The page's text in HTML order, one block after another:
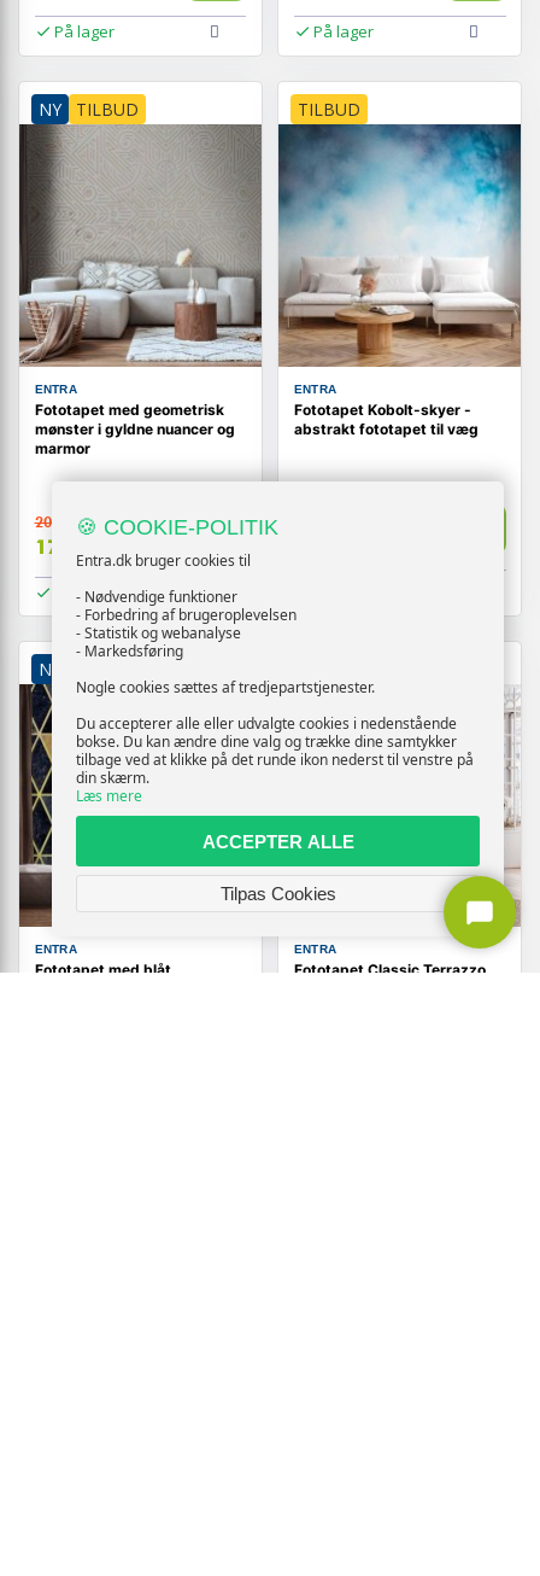
På lager På lager
NY TILBUD
ENTRA
Fototapet med geometrisk
mønster i gyldne nuancer og
marmor
209,-
179,- Vis
På lager
TILBUD
ENTRA
Fototapet Kobolt-skyer -
abstrakt fototapet til væg
NY
ENTRA
Fototapet med blåt
ENTRA
Fototapet Classic Terrazzo
🍪 COOKIE-POLITIK
Entra.dk bruger cookies til
- Nødvendige funktioner
- Forbedring af brugeroplevelsen
- Statistik og webanalyse
- Markedsføring
Nogle cookies sættes af tredjepartstjenester.
Du accepterer alle eller udvalgte cookies i nedenstående
bokse. Du kan ændre dine valg og trække dine samtykker
tilbage ved at klikke på det runde ikon nederst til venstre på
din skærm.
Læs mere
ACCEPTER ALLE
Tilpas Cookies